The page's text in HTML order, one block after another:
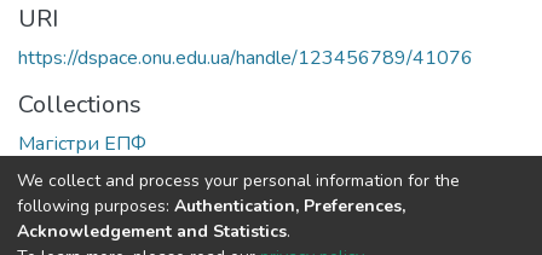
URI
https://dspace.onu.edu.ua/handle/123456789/41076
Collections
Магістри ЕПФ
Full item page
We collect and process your personal information for the
following purposes: Authentication, Preferences,
Acknowledgement and Statistics.